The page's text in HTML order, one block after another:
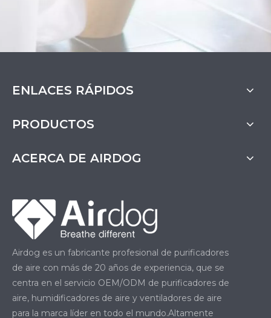
ENLACES RÁPIDOS
PRODUCTOS
ACERCA DE AIRDOG
Airdog es un fabricante profesional de purificadores
de aire con más de 20 años de experiencia, que se
centra en el servicio OEM/ODM de purificadores de
aire, humidificadores de aire y ventiladores de aire
para la marca líder en todo el mundo.Altamente